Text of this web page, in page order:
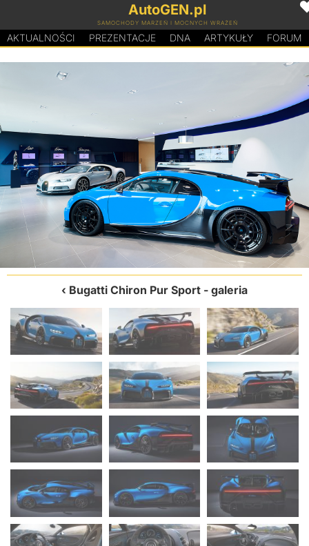
AutoGEN.pl
SAMOCHODY MARZEŃ I MOCNYCH WRAŻEŃ
AKTUALNOŚCI PREZENTACJE DNA ARTYKUŁY FORUM
Bugatti Chiron Pur Sport - galeria